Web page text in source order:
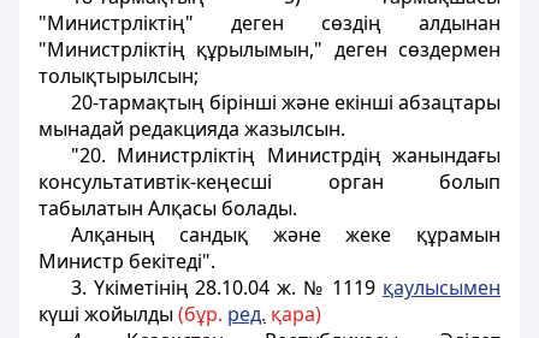
"Министрлiктiң" деген сөздiң алдынан
"Министрлiктiң құрылымын," деген сөздермен
толықтырылсын;
20-тармақтың бiрiншi және екiншi абзацтары
мынадай редакцияда жазылсын.
"20. Министрлiктiң Министрдiң жанындағы
консультативтiк-кеңесшi орган болып
табылатын Алқасы болады.
Алқаның сандық және жеке құрамын
Министр бекiтедi".
3. Үкіметінің 28.10.04 ж. № 1119 қаулысымен
күші жойылды(бұр. ред. қара)